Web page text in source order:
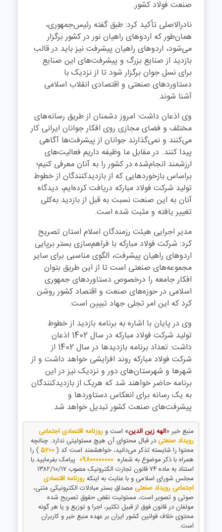
صنعت فولاد کشور.
نادرالاصلی تأکید کرد: طبق گفته رئیس‌جمهوری،
همان‌طور که اردوهای راهیان نور در کشور برگزار
می‌شود، اردوهای راهیان پیشرفت نیز باید در قالب
بازدید از صنایع بزرگ و پیشرفت‌های این صنایع
برای نسل جوان برگزار شود تا از نزدیک با
دستاوردهای صنعتی و اقتصادی انقلاب اسلامی
آشنا شوند.
وی اذعان داشت: امروز دشمنان از طریق رسانه‌های
مختلف و فضای مجازی روی افکار جوانان ایرانی کار
می‌کنند و نمی‌گذارند جوانان از پیشرفت‌ها آگاهی
پیدا کنند. در مقابل ما وظیفه داریم فعالیت‌های
ارزشمند انجام‌شده در کشور را به آنان معرفی کنیم؛
براساس بازخوردهایی که از بازدیدکنندگان از خطوط
تولید شرکت فولاد مبارکه دریافت کرده‌ایم، دیدگاه
آنان به این صنعت نسبت به قبل از بازدید به‌کلی
تغییر یافته و مثبت شده است.
مدیر اجرایی هیئت رزمندگان اسلام استان تصریح
کرد: شرکت فولاد مبارکه با فراهم‌سازی بستر برپایی
اردوهای راهیان پیشرفت، الگوی مناسبی برای سایر
مجموعه‌های صنعتی است تا از این طریق بتوان
افکار جامعه را درخصوص دستاوردهای جمهوری
اسلامی در حوزه‌های صنعت و اقتصاد کشور روشن
کرد که این امر تجلی جهاد تبیین است.
وی در پایان با اشاره به برنامه بازدید از خطوط
تولید شرکت فولاد مبارکه در سال 1402 اذعان
داشت: تعداد برنامه بازدیدها در سال 1402 از
شرکت فولاد مبارکه روند افزایشی خواهد داشت و از
شهرها و شهرستان‌های دور و نزدیک نیز در این
برنامه حاضر خواهند شد که هریک از بازدیدکنندگان
به یک رسانه برای انعکاس دستاوردها و
پیشرفت‌های صنعت کشور تبدیل خواهد شد.
منبع خبر «الهه زین الدین» است وروزنامه اقتصادی اجتماعی
رویداد صنعتی در قبال محتوای آن هیچ مسئولیتی ندارد. چنانچه
محتوا را شایسته تذکر می‌دانید، خواهشمند است کد (5200
) را
همراه با ذکر موضوع به شماره 09800000000
پیامک بفرمایید.با
استناد به ماده ۷۴ قانون تجارت الکترونیک مصوب ۱۳۸۲/۱۰/۱۷
مجلس شورای اسلامی و با عنایت به اینکهروزنامه اقتصادی
اجتماعی رویداد صنعتی مصداق بستر مبادلات الکترونیکی متنی،
صوتی و تصویر است، مسئولیت نقض حقوق تصریح شده
مولفان در قانون فوق از قبیل تکثیر، اجرا و توزیع و یا هر گونه
محتوی خلاف قوانین کشور ایران بر عهده منبع خبر و کاربران
است.